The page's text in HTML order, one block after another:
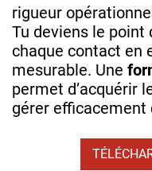
rigueur
Tu deviens le point
chaque contact en
mesurable. Une
permet d’acquérir
gérer efficacement